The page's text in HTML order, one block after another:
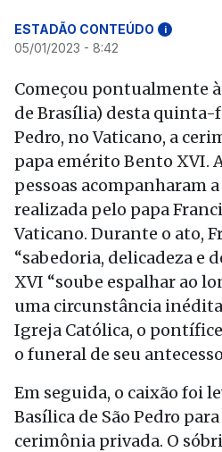
ESTADÃO CONTEÚDO i
05/01/2023 - 8:42
Começou pontualmente
de Brasília) desta quinta-
Pedro, no Vaticano, a
papa emérito Bento XVI.
pessoas acompanharam
realizada pelo papa
Vaticano. Durante o ato,
“sabedoria, delicadeza e
XVI “soube espalhar ao
uma circunstância
Igreja Católica, o
o funeral de seu
Em seguida, o caixão foi
Basílica de São Pedro
cerimônia privada. O